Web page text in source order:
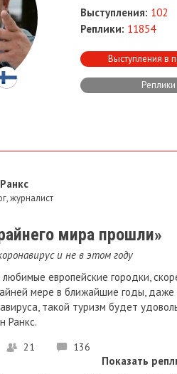
Выступления: 102
Реплики: 11854
Выступления в
Реплики
журналист
мира прошли»
и не в этом году
европейские городки,
мере в ближайшие годы, даже
такой туризм будет
Ранкс.
21 136
Показать